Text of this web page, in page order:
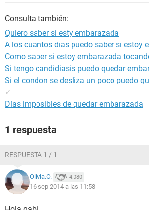
Consulta también:
Quiero saber si esty embarazada
A los cuántos dias puedo saber si estoy
Como saber si estoy embarazada
Si tengo candidiasis puedo quedar
Si el condon se desliza un poco puedo
✓
Días imposibles de quedar embarazada
1 respuesta
RESPUESTA 1 / 1
Olivia.O. 4.080
16 sep 2014 a las 11:58